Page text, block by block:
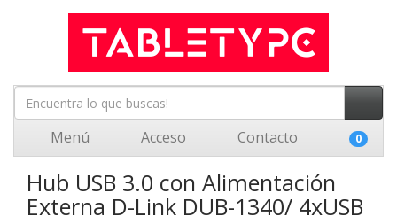
Menú Acceso Contacto 0
Hub USB 3.0 con Alimentación
Externa D-Link DUB-1340/ 4xUSB